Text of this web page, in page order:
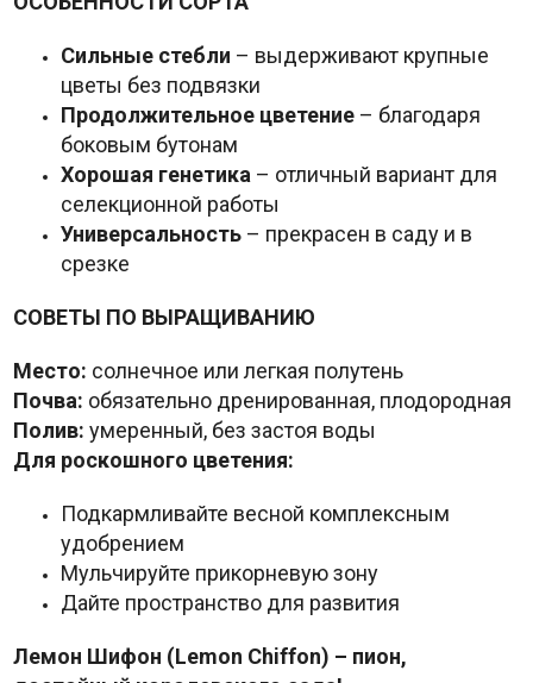
Сильные стебли – выдерживают крупные
цветы без подвязки
Продолжительное цветение– благодаря
боковым бутонам
Хорошая генетика– отличный вариант для
селекционной работы
Универсальность– прекрасен в саду и в
срезке
СОВЕТЫ ПО ВЫРАЩИВАНИЮ
Место: солнечное или легкая полутень
Почва: обязательно дренированная, плодородная
Полив: умеренный, без застоя воды
Для роскошного цветения:
Подкармливайте весной комплексным
удобрением
Мульчируйте прикорневую зону
Дайте пространство для развития
Лемон Шифон (Lemon Chiffon) – пион,